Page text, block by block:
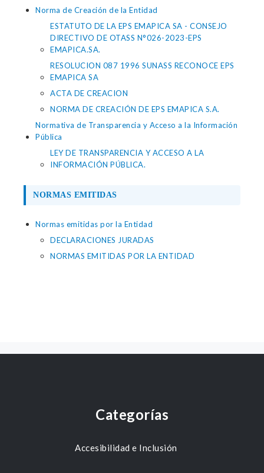
Norma de Creación de la Entidad
ESTATUTO DE LA EPS EMAPICA SA - CONSEJO
DIRECTIVO DE OTASS N°026-2023-EPS
EMAPICA.SA.
RESOLUCION 087 1996 SUNASS RECONOCE EPS
EMAPICA SA
ACTA DE CREACION
NORMA DE CREACIÓN DE EPS EMAPICA S.A.
Normativa de Transparencia y Acceso a la Información
Pública
LEY DE TRANSPARENCIA Y ACCESO A LA
INFORMACIÓN PÚBLICA.
NORMAS EMITIDAS
Normas emitidas por la Entidad
DECLARACIONES JURADAS
NORMAS EMITIDAS POR LA ENTIDAD
Categorías
Accesibilidad e Inclusión